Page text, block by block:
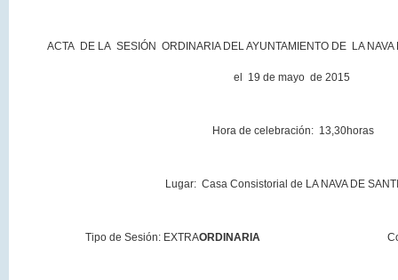
ACTA DE LA SESIÓN ORDINARIA DEL AYUNTAMIENTO DE LA NAVA
el 19 de mayo de 2015
Hora de celebración: 13,30horas
Lugar: Casa Consistorial de LA NAVA DE
Tipo de Sesión: EXTRAORDINARIA